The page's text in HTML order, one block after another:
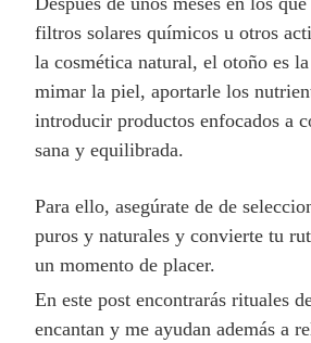
filtros solares químicos u otros
la cosmética natural, el otoño es
mimar la piel, aportarle los
introducir productos enfocados a
sana y equilibrada.
Para ello, asegúrate de de
puros y naturales y convierte tu
un momento de placer.
En este post encontrarás rituales
encantan y me ayudan además a